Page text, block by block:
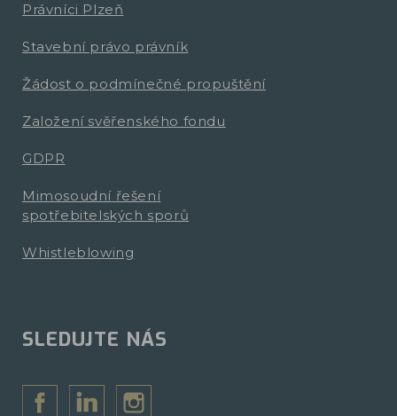
Právníci Plzeň
Stavební právo právník
Žádost o podmínečné propuštění
Založení svěřenského fondu
GDPR
Mimosoudní řešení
spotřebitelských sporů
Whistleblowing
SLEDUJTE NÁS